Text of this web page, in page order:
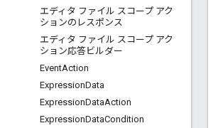
エディタ ファイル スコープ アク
ションのレスポンス
エディタ ファイル スコープ アク
ション応答ビルダー
EventAction
ExpressionData
ExpressionDataAction
ExpressionDataCondition